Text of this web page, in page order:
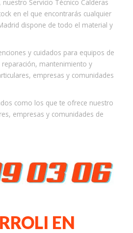
Servicio Técnico Calderas
en el que encontrarás cualquier
dispone de todo el material y
y cuidados para equipos de
mantenimiento y
empresas y comunidades
como los que te ofrece nuestro
empresas y comunidades de
EN